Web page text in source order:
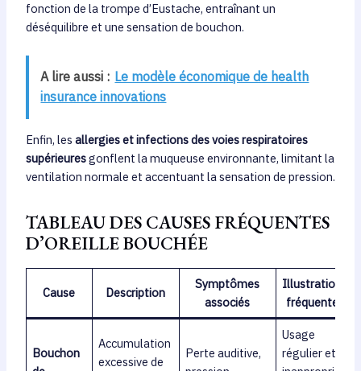
fonction de la trompe d’Eustache, entraînant un
déséquilibre et une sensation de bouchon.
A lire aussi : Le modèle économique de health
insurance innovations
Enfin, les allergies et infections des voies respiratoires
supérieuresgonflent la muqueuse environnante, limitant la
ventilation normale et accentuant la sensation de pression.
TABLEAU DES CAUSES FRÉQUENTES
D’OREILLE BOUCHÉE
Cause Description
Symptômes
associés
Illustration
fréquente
Bouchon
Accumulation
excessive de
Perte auditive,
Usage
régulier et